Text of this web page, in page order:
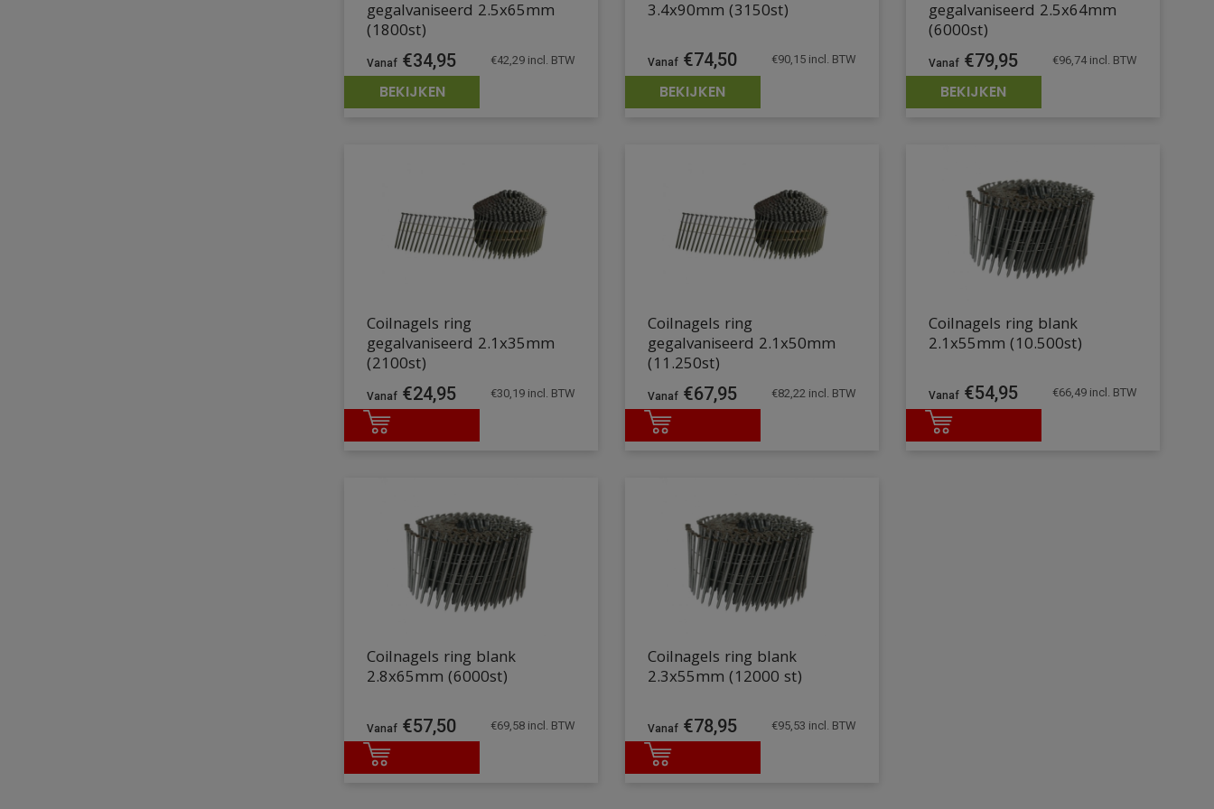
gegalvaniseerd 2.5x65mm
(1800st)
€34,95 €42,29incl. BTW
BEKIJKEN
3.4x90mm (3150st)
€74,50 €90,15incl. BTW
BEKIJKEN
gegalvaniseerd 2.5x64mm
(6000st)
€79,95 €96,74incl. BTW
BEKIJKEN
Coilnagels ring
gegalvaniseerd 2.1x35mm
(2100st)
€24,95 €30,19incl. BTW
Coilnagels ring
gegalvaniseerd 2.1x50mm
(11.250st)
€67,95 €82,22 incl. BTW
Coilnagels ring blank
2.1x55mm (10.500st)
€54,95 €66,49incl. BTW
Coilnagels ring blank
2.8x65mm (6000st)
€57,50 €69,58incl. BTW
Coilnagels ring blank
2.3x55mm (12000 st)
€78,95 €95,53 incl. BTW